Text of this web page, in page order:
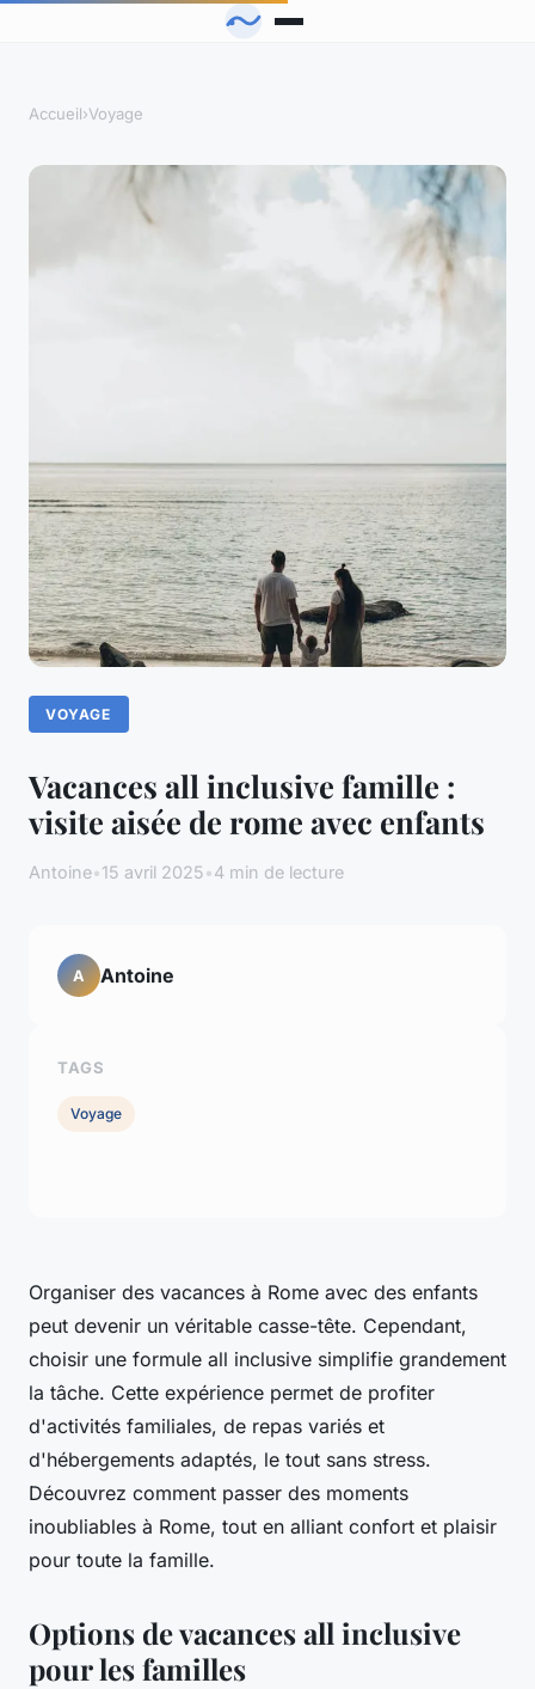
Accueil›Voyage
VOYAGE
Vacances all inclusive famille :
visite aisée de rome avec enfants
Antoine•15 avril 2025•4 min de lecture
Organiser des vacances à Rome avec des enfants
peut devenir un véritable casse-tête. Cependant,
choisir une formule all inclusive simplifie grandement
la tâche. Cette expérience permet de profiter
d'activités familiales, de repas variés et
d'hébergements adaptés, le tout sans stress.
Découvrez comment passer des moments
inoubliables à Rome, tout en alliant confort et plaisir
pour toute la famille.
Options de vacances all inclusive
pour les familles
A Antoine
TAGS
Voyage